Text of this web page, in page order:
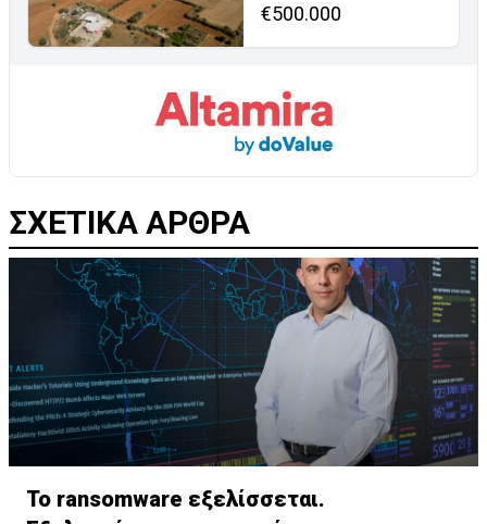
€500.000
ΣΧΕΤΙΚΑ ΑΡΘΡΑ
Το ransomware εξελίσσεται.